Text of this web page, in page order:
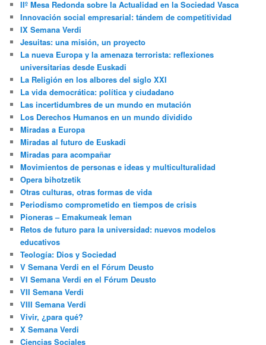
IIº Mesa Redonda sobre la Actualidad en la Sociedad Vasca
Innovación social empresarial: tándem de competitividad
IX Semana Verdi
Jesuitas: una misión, un proyecto
La nueva Europa y la amenaza terrorista: reflexiones
universitarias desde Euskadi
La Religión en los albores del siglo XXI
La vida democrática: política y ciudadano
Las incertidumbres de un mundo en mutación
Los Derechos Humanos en un mundo dividido
Miradas a Europa
Miradas al futuro de Euskadi
Miradas para acompañar
Movimientos de personas e ideas y multiculturalidad
Opera bihotzetik
Otras culturas, otras formas de vida
Periodismo comprometido en tiempos de crisis
Pioneras – Emakumeak leman
Retos de futuro para la universidad: nuevos modelos
educativos
Teología: Dios y Sociedad
V Semana Verdi en el Fórum Deusto
VI Semana Verdi en el Fórum Deusto
VII Semana Verdi
VIII Semana Verdi
Vivir, ¿para qué?
X Semana Verdi
Ciencias Sociales